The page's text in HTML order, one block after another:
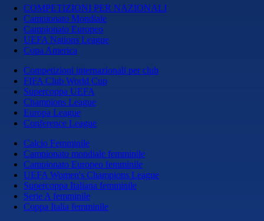
COMPETIZIONI PER NAZIONALI
Campionato Mondiale
Campionato Europeo
UEFA Nations League
Copa America
Competizioni internazionali per club
FIFA Club World Cup
Supercoppa UEFA
Champions League
Europa League
Conference League
Calcio Femminile
Campionato mondiale femminile
Campionato Europeo femminile
UEFA Women's Champions League
Supercoppa Italiana femminile
Serie A femminile
Coppa Italia femminile